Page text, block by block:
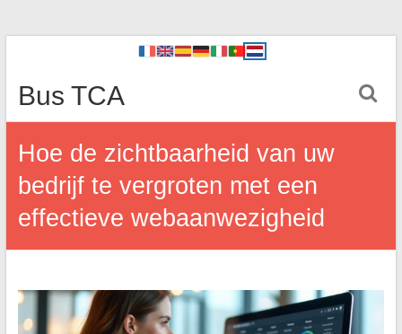
Bus TCA
Hoe de zichtbaarheid van uw
bedrijf te vergroten met een
effectieve webaanwezigheid